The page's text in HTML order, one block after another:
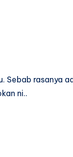
rasanya
ni..